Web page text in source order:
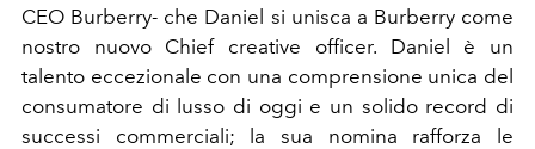
CEO Burberry- che Daniel si unisca a Burberry come
nostro nuovo Chief creative officer. Daniel è un
talento eccezionale con una comprensione unica del
consumatore di lusso di oggi e un solido record di
successi commerciali; la sua nomina rafforza le